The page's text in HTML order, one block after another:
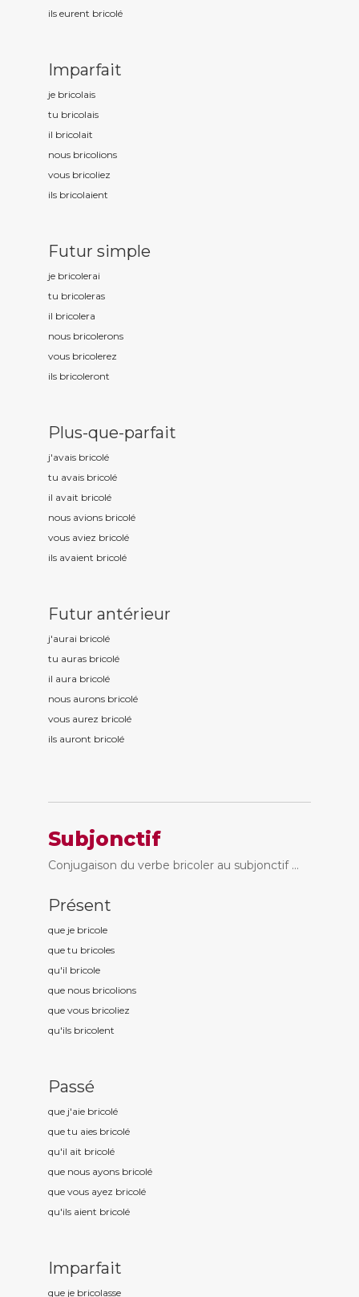
ils eurent bricolé
Imparfait
je bricolais
tu bricolais
il bricolait
nous bricolions
vous bricoliez
ils bricolaient
Futur simple
je bricolerai
tu bricoleras
il bricolera
nous bricolerons
vous bricolerez
ils bricoleront
Plus-que-parfait
j'avais bricolé
tu avais bricolé
il avait bricolé
nous avions bricolé
vous aviez bricolé
ils avaient bricolé
Futur antérieur
j'aurai bricolé
tu auras bricolé
il aura bricolé
nous aurons bricolé
vous aurez bricolé
ils auront bricolé
Subjonctif
Conjugaison du verbe bricoler au subjonctif ...
Présent
que je bricole
que tu bricoles
qu'il bricole
que nous bricolions
que vous bricoliez
qu'ils bricolent
Passé
que j'aie bricolé
que tu aies bricolé
qu'il ait bricolé
que nous ayons bricolé
que vous ayez bricolé
qu'ils aient bricolé
Imparfait
que je bricolasse